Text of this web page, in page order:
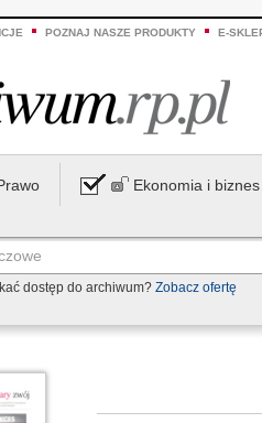
POZNAJ NASZE PRODUKTY E-
Ekonomia i biznes
dostęp do archiwum? Zobacz ofertę